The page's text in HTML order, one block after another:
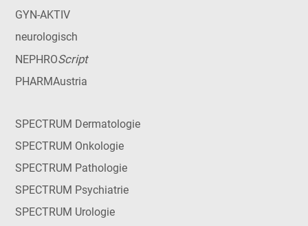
GYN-AKTIV
neurologisch
NEPHROScript
PHARMAustria
SPECTRUM Dermatologie
SPECTRUM Onkologie
SPECTRUM Pathologie
SPECTRUM Psychiatrie
SPECTRUM Urologie